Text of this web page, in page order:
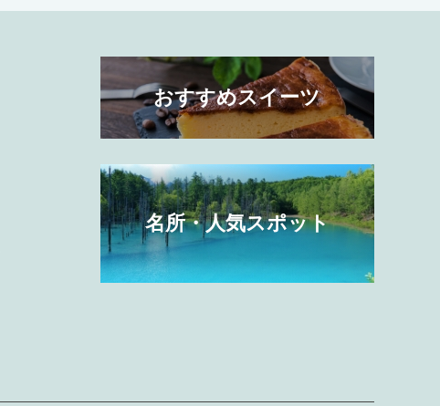
おすすめスイーツ
名所・人気スポット